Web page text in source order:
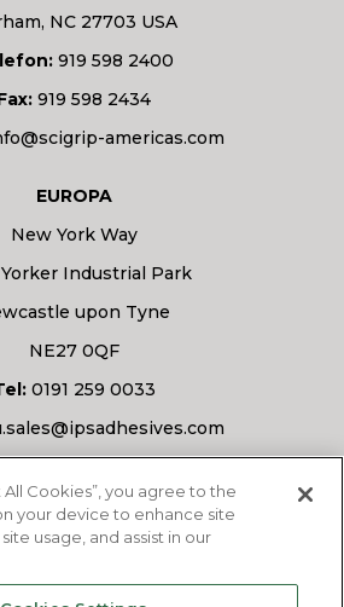
NC 27703 USA
919 598 2400
919 598 2434
americas.com
EUROPA
New York Way
Industrial Park
upon Tyne
NE27 0QF
0191 259 0033
Sie eine Frage?
Cookies”, you agree to the
your device to enhance site
usage, and assist in our